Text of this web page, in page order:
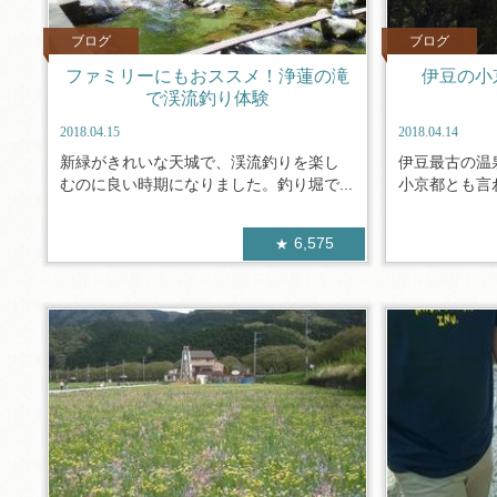
ブログ
ファミリーにもおススメ！浄蓮の滝
で渓流釣り体験
2018.04.15
新緑がきれいな天城で、渓流釣りを楽し
むのに良い時期になりました。釣り堀で...
6,575
ブログ
伊豆の
2018.04.14
伊豆最古の温
小京都とも言